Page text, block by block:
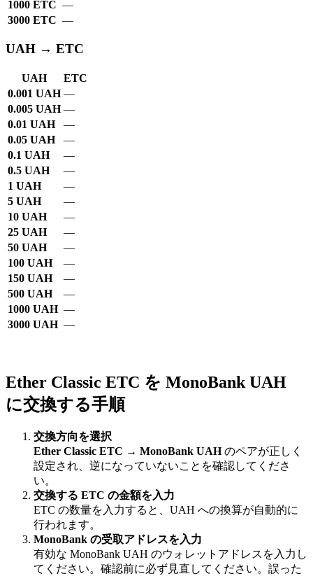
1000 ETC —
3000 ETC —
UAH → ETC
UAH
ETC
0.001 UAH —
0.005 UAH —
0.01 UAH
—
0.05 UAH
—
0.1 UAH
—
0.5 UAH
—
1 UAH
—
5 UAH
—
10 UAH
—
25 UAH
—
50 UAH
—
100 UAH
—
150 UAH
—
500 UAH
—
1000 UAH —
3000 UAH —
Ether Classic ETC を MonoBank UAH
に交換する手順
交換方向を選択
Ether Classic ETC → MonoBank UAHのペアが正しく
設定され、逆になっていないことを確認してくださ
い。
交換する ETC の金額を入力
ETC の数量を入力すると、UAH への換算が自動的に
行われます。
MonoBank の受取アドレスを入力
有効な MonoBank UAH のウォレットアドレスを入力し
てください。確認前に必ず見直してください。誤った